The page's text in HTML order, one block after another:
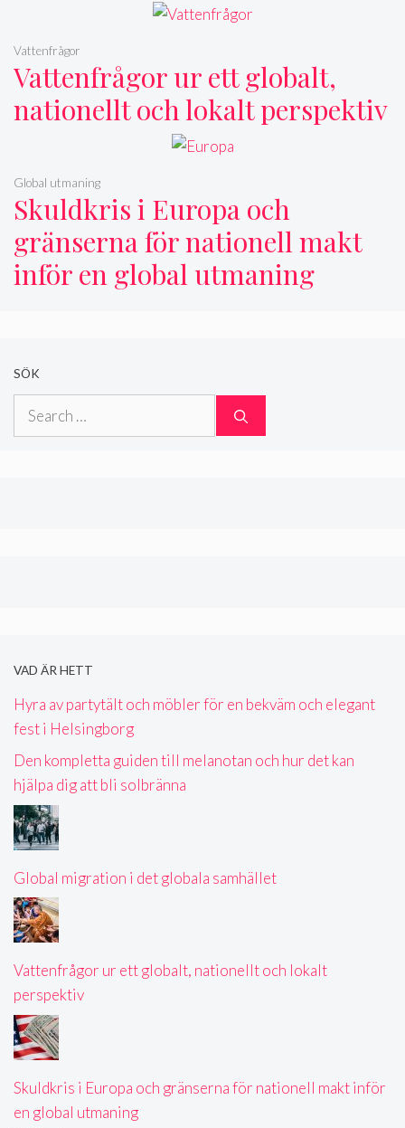
Vattenfrågor ur ett globalt,
nationellt och lokalt perspektiv
Vattenfrågor
Skuldkris i Europa och
gränserna för nationell makt
inför en global utmaning
Global utmaning
SÖK
Search
VAD ÄR HETT
Hyra av partytält och möbler för en bekväm och elegant
fest i Helsingborg
Den kompletta guiden till melanotan och hur det kan
hjälpa dig att bli solbränna
Global migration i det globala samhället
Vattenfrågor ur ett globalt, nationellt och lokalt
perspektiv
Skuldkris i Europa och gränserna för nationell makt inför
en global utmaning